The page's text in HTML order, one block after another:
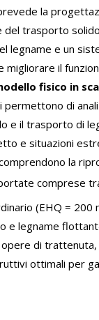
la
del trasporto
legname e un
migliorare il
fisico in
permettono di
e il trasporto di
e situazioni
la
comprese
(EHQ = 200
e legname
opere di
ottimali per